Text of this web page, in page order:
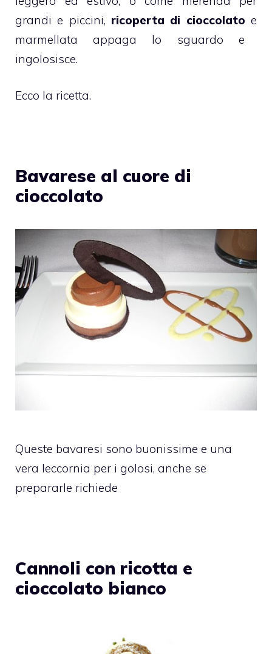
grandi e piccini, ricoperta di cioccolato e
marmellata appaga lo sguardo e
ingolosisce.
Ecco la ricetta.
Bavarese al cuore di
cioccolato
Queste bavaresi sono buonissime e una
vera leccornia per i golosi, anche se
prepararle richiede
Cannoli con ricotta e
cioccolato bianco